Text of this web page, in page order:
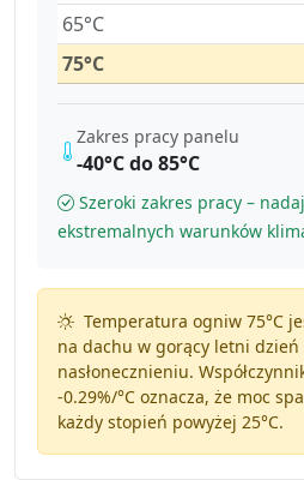
65°C
75°C
Zakres pracy panelu
-40°C do 85°C
Szeroki zakres pracy –
ekstremalnych warunków
Temperatura ogniw 75°C
na dachu w gorący letni dzień
nasłonecznieniu.
-0.29%/°Coznacza, że moc
każdy stopień powyżej 25°C.